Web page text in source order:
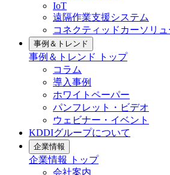
IoT
遠隔作業支援システム
コネクティッドカーソリ
事例＆トレンド
事例＆トレンド
トップ
コラム
導入事例
ホワイトペーパー
パンフレット・ビデオ
ウェビナー・イベント
KDDIグループについて
企業情報
企業情報
トップ
会社案内